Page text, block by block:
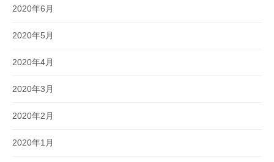
2020年6月
2020年5月
2020年4月
2020年3月
2020年2月
2020年1月